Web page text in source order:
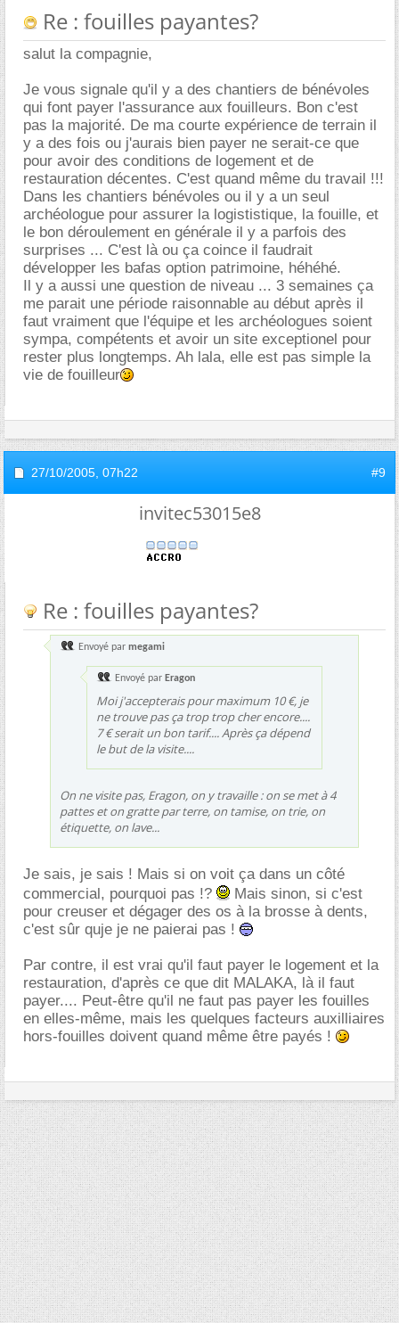
Re : fouilles payantes?
salut la compagnie,
Je vous signale qu'il y a des chantiers de bénévoles
qui font payer l'assurance aux fouilleurs. Bon c'est
pas la majorité. De ma courte expérience de terrain il
y a des fois ou j'aurais bien payer ne serait-ce que
pour avoir des conditions de logement et de
restauration décentes. C'est quand même du travail !!!
Dans les chantiers bénévoles ou il y a un seul
archéologue pour assurer la logististique, la fouille, et
le bon déroulement en générale il y a parfois des
surprises ... C'est là ou ça coince il faudrait
développer les bafas option patrimoine, héhéhé.
Il y a aussi une question de niveau ... 3 semaines ça
me parait une période raisonnable au début après il
faut vraiment que l'équipe et les archéologues soient
sympa, compétents et avoir un site exceptionel pour
rester plus longtemps. Ah lala, elle est pas simple la
vie de fouilleur
27/10/2005, 07h22 #9
invitec53015e8
Re : fouilles payantes?
Envoyé par megami
Envoyé par Eragon
Moi j'accepterais pour maximum 10 €, je
ne trouve pas ça trop trop cher encore....
7 € serait un bon tarif.... Après ça dépend
le but de la visite....
On ne visite pas, Eragon, on y travaille : on se met à 4
pattes et on gratte par terre, on tamise, on trie, on
étiquette, on lave...
Je sais, je sais ! Mais si on voit ça dans un côté
commercial, pourquoi pas !?
Mais sinon, si c'est
pour creuser et dégager des os à la brosse à dents,
c'est sûr quje je ne paierai pas !
Par contre, il est vrai qu'il faut payer le logement et la
restauration, d'après ce que dit MALAKA, là il faut
payer.... Peut-être qu'il ne faut pas payer les fouilles
en elles-même, mais les quelques facteurs auxilliaires
hors-fouilles doivent quand même être payés !